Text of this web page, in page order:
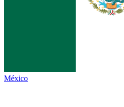
México